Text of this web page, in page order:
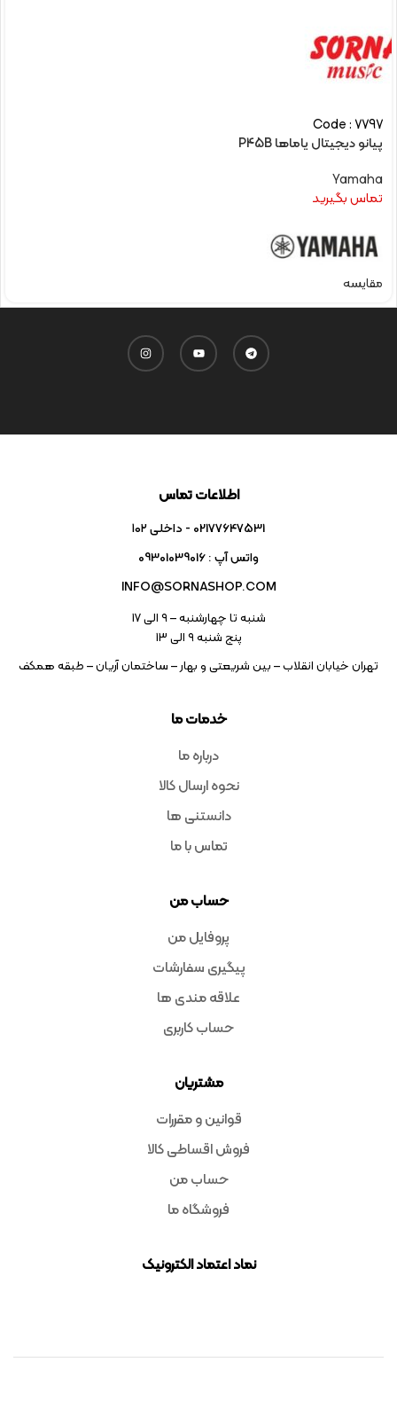
Code : 7797
پیانو دیجیتال یاماها P45B
Yamaha
تماس بگیرید
مقایسه
خدمات ما
درباره ما
نحوه ارسال کالا
دانستنی ها
تماس با ما
حساب من
پروفایل من
پیگیری سفارشات
علاقه مندی ها
حساب کاربری
مشتریان
قوانین و مقررات
فروش اقساطی کالا
حساب من
فروشگاه ما
نماد اعتماد الکترونیک
اطلاعات تماس
02177647531 - داخلی ۱۰۲
واتس آپ : 09301039016
INFO@SORNASHOP.COM
شنبه تا چهارشنبه – ۹ الی 17
پنج شنبه ۹ الی 13
تهران خیابان انقلاب – بین شریعتی و بهار – ساختمان آریان – طبقه همکف